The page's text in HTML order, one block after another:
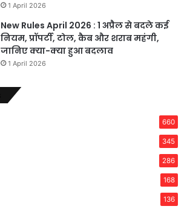
1 April 2026
New Rules April 2026 : 1 अप्रैल से बदले कई
नियम, प्रॉपर्टी, टोल, कैब और शराब महंगी,
जानिए क्या-क्या हुआ बदलाव
1 April 2026
660
345
286
168
136